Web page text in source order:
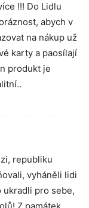
!!! Do Lidlu
abych v
na nákup už
karty a paosílají
produkt je
republiku
vyháněli lidi
ukradli pro sebe,